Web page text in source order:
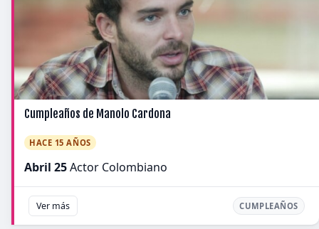
Cumpleaños de Manolo Cardona
HACE 15 AÑOS
Abril 25Actor Colombiano
Ver más CUMPLEAÑOS